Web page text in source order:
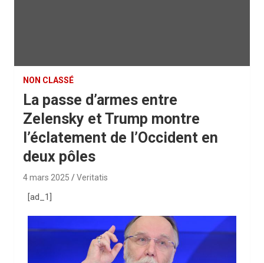
NON CLASSÉ
La passe d’armes entre
Zelensky et Trump montre
l’éclatement de l’Occident en
deux pôles
4 mars 2025 Veritatis
[ad_1]